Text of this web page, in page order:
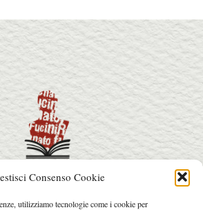
Consenso Cookie
utilizziamo tecnologie come i cookie per